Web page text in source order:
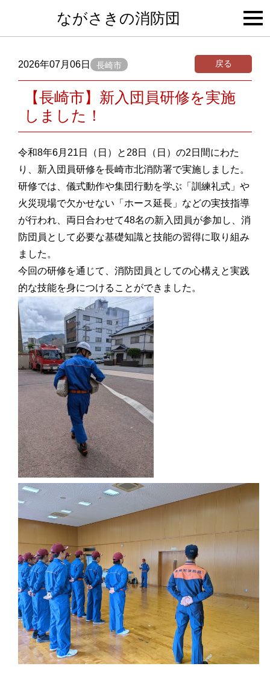
ながさきの消防団
2026年07月06日 長崎市 戻る
【長崎市】新入団員研修を実施
しました！
令和8年6月21日（日）と28日（日）の2日間にわた
り、新入団員研修を長崎市北消防署で実施しました。
研修では、儀式動作や集団行動を学ぶ「訓練礼式」や
火災現場で欠かせない「ホース延長」などの実技指導
が行われ、両日合わせて48名の新入団員が参加し、消
防団員として必要な基礎知識と技能の習得に取り組み
ました。
今回の研修を通じて、消防団員としての心構えと実践
的な技能を身につけることができました。